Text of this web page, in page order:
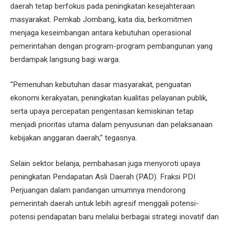
daerah tetap berfokus pada peningkatan kesejahteraan
masyarakat. Pemkab Jombang, kata dia, berkomitmen
menjaga keseimbangan antara kebutuhan operasional
pemerintahan dengan program-program pembangunan yang
berdampak langsung bagi warga.
“Pemenuhan kebutuhan dasar masyarakat, penguatan
ekonomi kerakyatan, peningkatan kualitas pelayanan publik,
serta upaya percepatan pengentasan kemiskinan tetap
menjadi prioritas utama dalam penyusunan dan pelaksanaan
kebijakan anggaran daerah,” tegasnya.
Selain sektor belanja, pembahasan juga menyoroti upaya
peningkatan Pendapatan Asli Daerah (PAD). Fraksi PDI
Perjuangan dalam pandangan umumnya mendorong
pemerintah daerah untuk lebih agresif menggali potensi-
potensi pendapatan baru melalui berbagai strategi inovatif dan